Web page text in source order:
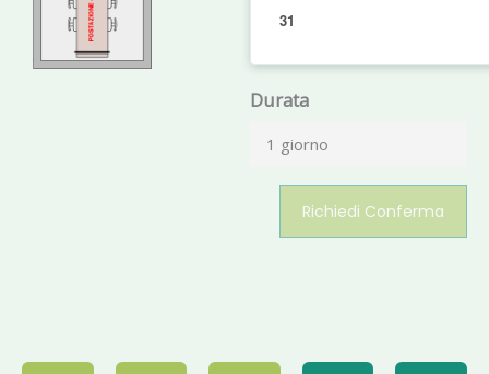
31
Durata
1 giorno
Richiedi Conferma